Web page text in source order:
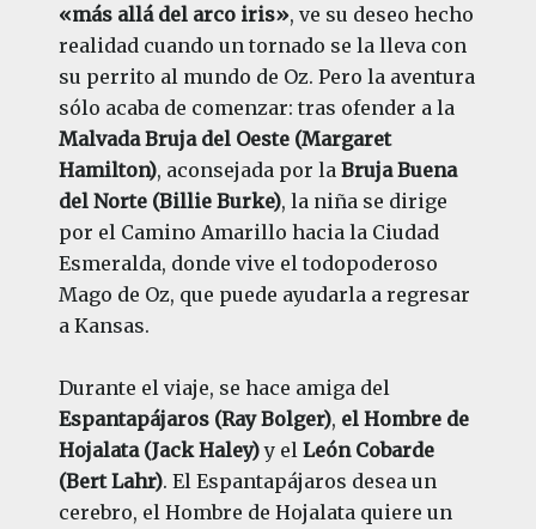
«más allá del arco iris», ve su deseo hecho
realidad cuando un tornado se la lleva con
su perrito al mundo de Oz. Pero la aventura
sólo acaba de comenzar: tras ofender a la
Malvada Bruja del Oeste (Margaret
Hamilton), aconsejada por la Bruja Buena
del Norte (Billie Burke), la niña se dirige
por el Camino Amarillo hacia la Ciudad
Esmeralda, donde vive el todopoderoso
Mago de Oz, que puede ayudarla a regresar
a Kansas.
Durante el viaje, se hace amiga del
Espantapájaros (Ray Bolger), el Hombre de
Hojalata (Jack Haley)y el León Cobarde
(Bert Lahr). El Espantapájaros desea un
cerebro, el Hombre de Hojalata quiere un